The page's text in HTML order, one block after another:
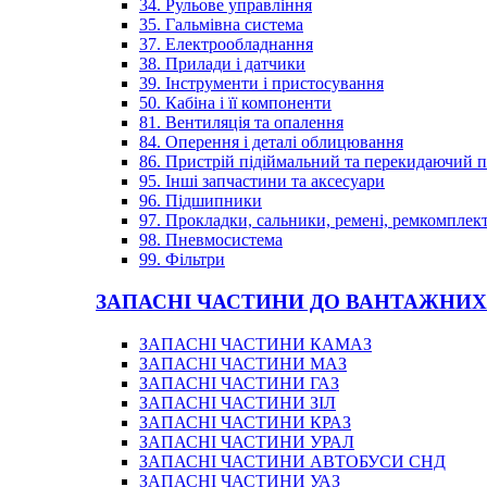
34. Рульове управління
35. Гальмівна система
37. Електрообладнання
38. Прилади і датчики
39. Інструменти і пристосування
50. Кабіна і її компоненти
81. Вентиляція та опалення
84. Оперення і деталі облицювання
86. Пристрій підіймальний та перекидаючий
95. Інші запчастини та аксесуари
96. Підшипники
97. Прокладки, сальники, ремені,
98. Пневмосистема
99. Фільтри
ЗАПАСНІ ЧАСТИНИ ДО
ЗАПАСНІ ЧАСТИНИ КАМАЗ
ЗАПАСНІ ЧАСТИНИ МАЗ
ЗАПАСНІ ЧАСТИНИ ГАЗ
ЗАПАСНІ ЧАСТИНИ ЗІЛ
ЗАПАСНІ ЧАСТИНИ КРАЗ
ЗАПАСНІ ЧАСТИНИ УРАЛ
ЗАПАСНІ ЧАСТИНИ АВТОБУСИ СНД
ЗАПАСНІ ЧАСТИНИ УАЗ